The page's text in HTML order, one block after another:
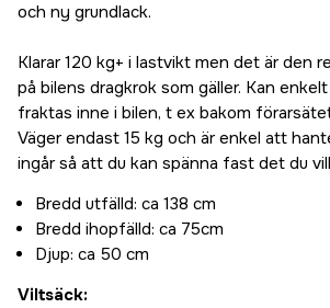
och ny grundlack.
Klarar 120 kg+ i lastvikt men det är den
på bilens dragkrok som gäller. Kan
fraktas inne i bilen, t ex bakom
Väger endast 15 kg och är enkel att
ingår så att du kan spänna fast det du
Bredd utfälld: ca 138 cm
Bredd ihopfälld: ca 75cm
Djup: ca 50 cm
Viltsäck: